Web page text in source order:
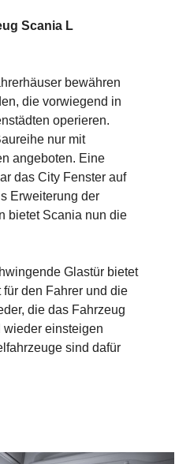
Scania L
bewähren
die vorwiegend in
operieren.
nur mit
angeboten. Eine
das City Fenster auf
Erweiterung der
bietet Scania nun die
Glastür bietet
den Fahrer und die
die das Fahrzeug
wieder einsteigen
sind dafür